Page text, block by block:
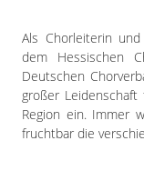
Als Chorleiterin
dem Hessischen
Deutschen
großer
Region ein. Immer
fruchtbar die